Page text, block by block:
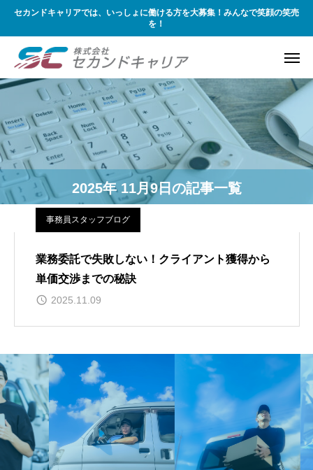
セカンドキャリアでは、いっしょに働ける方を大募集！みんなで笑顔の笑売
を！
2025年 11月9日の記事一覧
事務員スタッフブログ
業務委託で失敗しない！クライアント獲得から
単価交渉までの秘訣
2025.11.09